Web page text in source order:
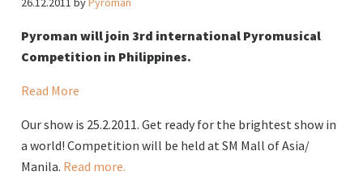
Pyroman will join 3rd international Pyromusical
Competition in Philippines.
Read More
Our show is 25.2.2011. Get ready for the brightest show in
a world! Competition will be held at SM Mall of Asia/
Manila. Read more.